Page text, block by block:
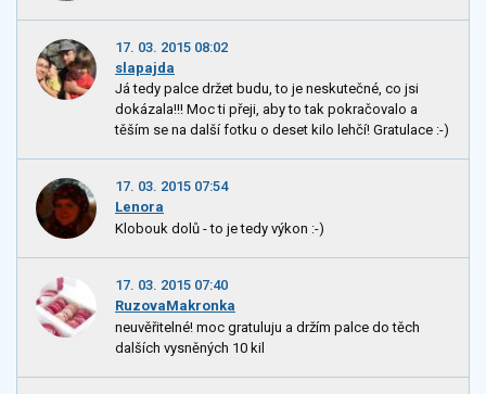
17. 03. 2015 08:02
slapajda
Já tedy palce držet budu, to je neskutečné, co jsi
dokázala!!! Moc ti přeji, aby to tak pokračovalo a
těším se na další fotku o deset kilo lehčí! Gratulace :-)
17. 03. 2015 07:54
Lenora
Klobouk dolů - to je tedy výkon :-)
17. 03. 2015 07:40
RuzovaMakronka
neuvěřitelné! moc gratuluju a držím palce do těch
dalších vysněných 10 kil